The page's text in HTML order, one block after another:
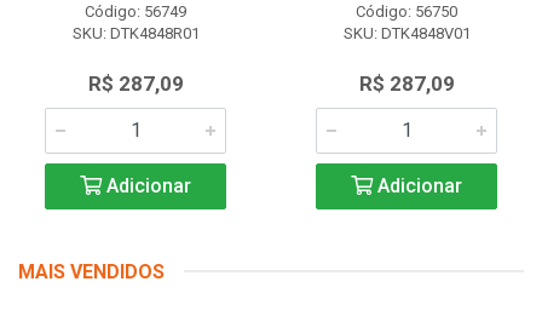
Código: 56749
SKU: DTK4848R01
R$ 287,09
Adicionar
Código: 56750
SKU: DTK4848V01
R$ 287,09
Adicionar
MAIS VENDIDOS